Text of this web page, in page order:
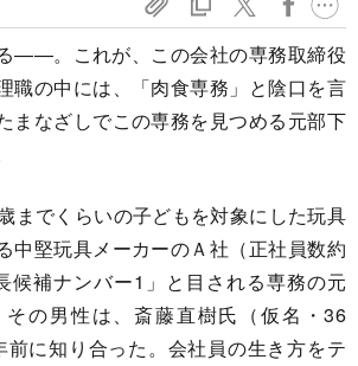
――。これが、この会社の専務取締役
職の中には、「肉食専務」と陰口を言
まなざしでこの専務を見つめる元部下
までくらいの子どもを対象にした玩具
中堅玩具メーカーのＡ社（正社員数約
候補ナンバー1」と目される専務の元
の男性は、斎藤直樹氏（仮名・36
前に知り合った。会社員の生き方をテ